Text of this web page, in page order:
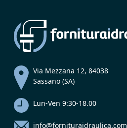
Via Mezzana 12, 84038
Sassano (SA)
Lun-Ven 9:30-18.00
info@fornituraidraulica.com